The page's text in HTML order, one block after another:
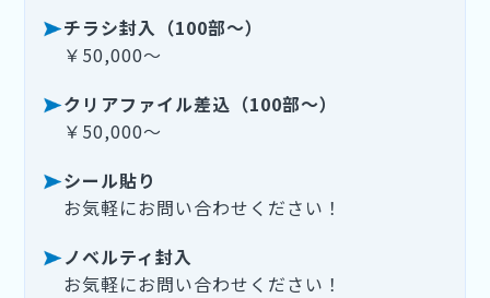
チラシ封入（100部～）
￥50,000～
クリアファイル差込（100部～）
￥50,000～
シール貼り
お気軽にお問い合わせください！
ノベルティ封入
お気軽にお問い合わせください！